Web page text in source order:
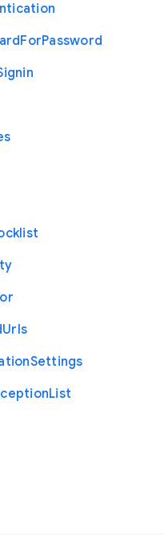
ForPassword
Urls
Settings
List